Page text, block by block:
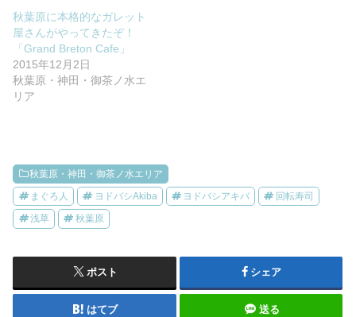
秋葉原に本格的なガレット
屋さんがやってきたぞ！
「Grand Breton Cafe」
2015年12月2日
秋葉原・神田・御茶ノ水エ
リア
秋葉原・神田・御茶ノ水エリア
まぐろ人 ヨドバシAkiba ヨドバシアキバ 回転寿司
浅草 秋葉原
ポスト シェア
はてブ 送る